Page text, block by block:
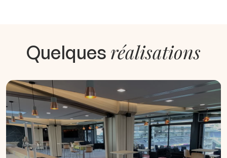
Quelques réalisations